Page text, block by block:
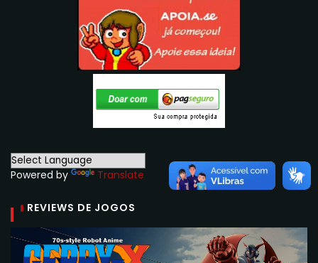
Powered by Translate
REVIEWS DE JOGOS